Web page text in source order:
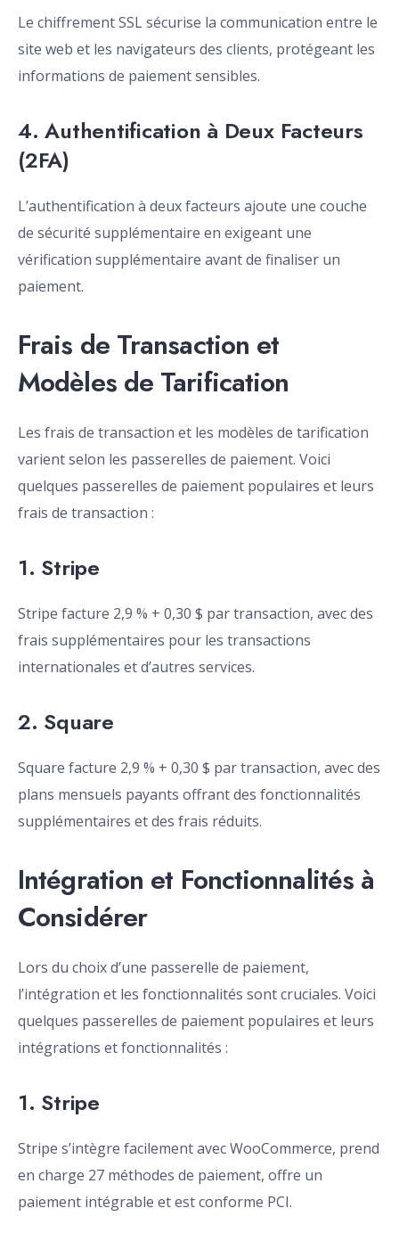
Le chiffrement SSL sécurise la communication entre le
site web et les navigateurs des clients, protégeant les
informations de paiement sensibles.
4. Authentification à Deux Facteurs
(2FA)
L’authentification à deux facteurs ajoute une couche
de sécurité supplémentaire en exigeant une
vérification supplémentaire avant de finaliser un
paiement.
Frais de Transaction et
Modèles de Tarification
Les frais de transaction et les modèles de tarification
varient selon les passerelles de paiement. Voici
quelques passerelles de paiement populaires et leurs
frais de transaction :
1. Stripe
Stripe facture 2,9 % + 0,30 $ par transaction, avec des
frais supplémentaires pour les transactions
internationales et d’autres services.
2. Square
Square facture 2,9 % + 0,30 $ par transaction, avec des
plans mensuels payants offrant des fonctionnalités
supplémentaires et des frais réduits.
Intégration et Fonctionnalités à
Considérer
Lors du choix d’une passerelle de paiement,
l’intégration et les fonctionnalités sont cruciales. Voici
quelques passerelles de paiement populaires et leurs
intégrations et fonctionnalités :
1. Stripe
Stripe s’intègre facilement avec WooCommerce, prend
en charge 27 méthodes de paiement, offre un
paiement intégrable et est conforme PCI.